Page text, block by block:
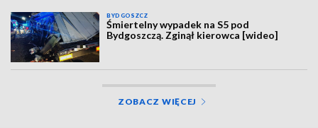
BYDGOSZCZ
Śmiertelny wypadek na S5 pod
Bydgoszczą. Zginął kierowca [wideo]
ZOBACZ WIĘCEJ